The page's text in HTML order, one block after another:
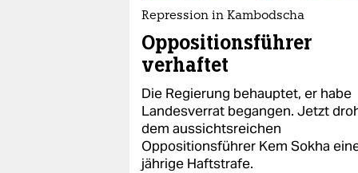
Repression in Kambodscha
Oppositionsführer
verhaftet
Die Regierung behauptet, er habe
Landesverrat begangen. Jetzt
dem aussichtsreichen
Oppositionsführer Kem Sokha
jährige Haftstrafe.